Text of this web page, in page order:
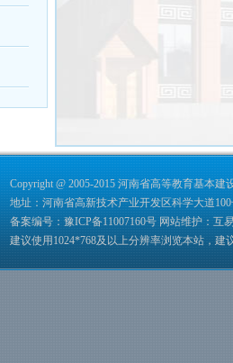
Copyright @ 2005-2015 河南省高等教育基本建
地址：河南省高新技术产业开发区科学大道100
备案编号： 豫ICP备11007160号 网站维护： 互
建议使用1024*768及以上分辨率浏览本站，建